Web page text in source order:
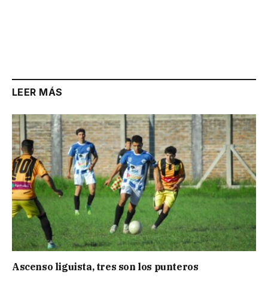
LEER MÁS
Ascenso liguista, tres son los punteros